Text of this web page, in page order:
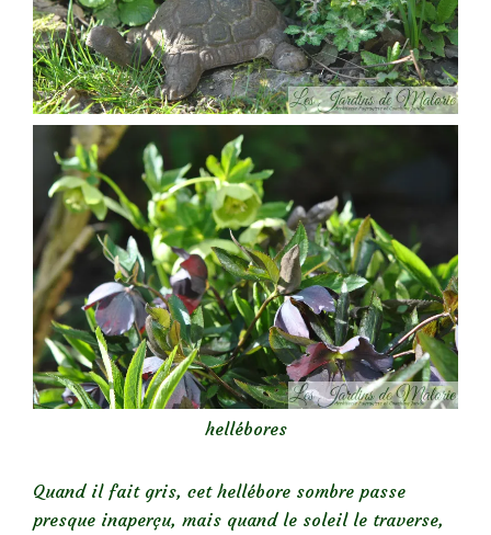
hellébores
Quand il fait gris, cet hellébore sombre passe
presque inaperçu, mais quand le soleil le traverse,